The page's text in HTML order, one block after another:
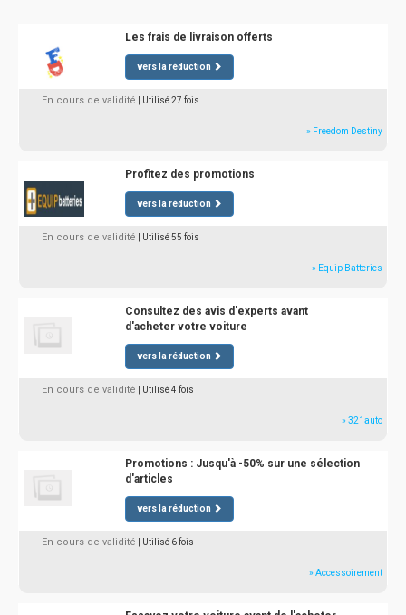
Les frais de livraison offerts
vers la réduction
En cours de validité | Utilisé 27 fois
» Freedom Destiny
Profitez des promotions
vers la réduction
En cours de validité | Utilisé 55 fois
» Equip Batteries
Consultez des avis d'experts avant
d'acheter votre voiture
vers la réduction
En cours de validité | Utilisé 4 fois
» 321auto
Promotions : Jusqu'à -50% sur une sélection
d'articles
vers la réduction
En cours de validité | Utilisé 6 fois
» Accessoirement